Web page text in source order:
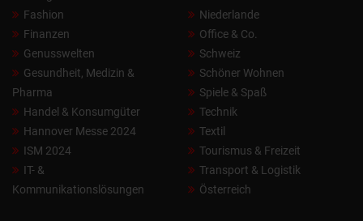
Fashion
Finanzen
Genusswelten
Gesundheit, Medizin &
Pharma
Handel & Konsumgüter
Hannover Messe 2024
ISM 2024
IT- &
Kommunikationslösungen
Niederlande
Office & Co.
Schweiz
Schöner Wohnen
Spiele & Spaß
Technik
Textil
Tourismus & Freizeit
Transport & Logistik
Österreich